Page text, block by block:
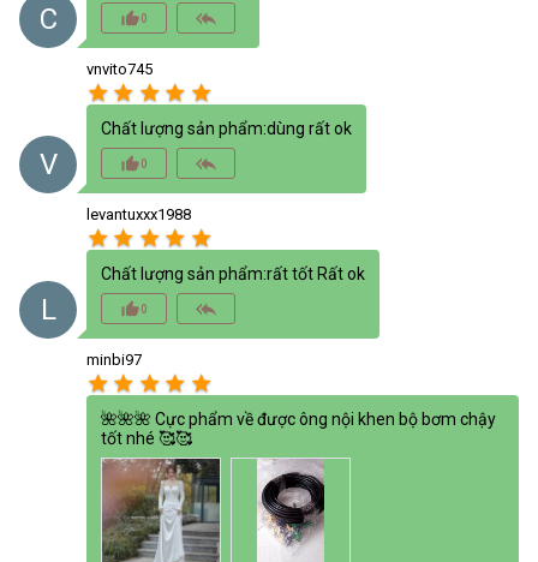
C thumb_up_alt0 reply_all
V
vnvito745
star star star star star
Chất lượng sản phẩm:dùng rất ok
thumb_up_alt0 reply_all
L
levantuxxx1988
star star star star star
Chất lượng sản phẩm:rất tốt Rất ok
thumb_up_alt0 reply_all
minbi97
star star star star star
🌺🌺🌺 Cực phẩm về được ông nội khen bộ bơm chậy
tốt nhé 🥰🥰